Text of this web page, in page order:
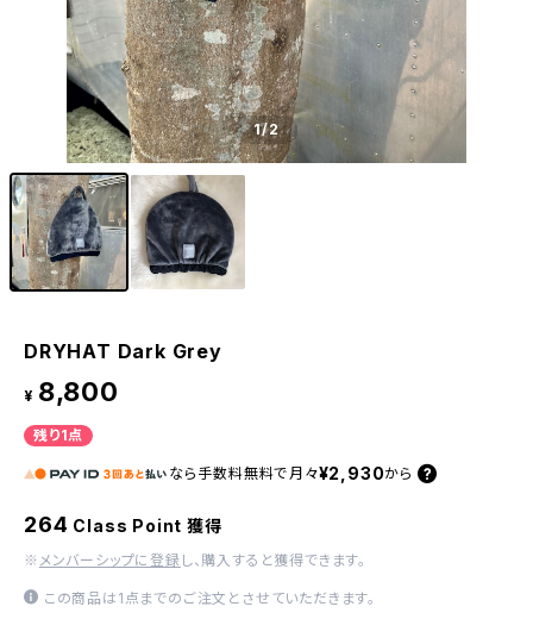
1/2
DRYHAT Dark Grey
¥ 8,800
残り1点
なら 手数料無料で 月々¥2,930から
264 Class Point 獲得
※ メンバーシップに登録 し、購入すると獲得できます。
この商品は1点までのご注文とさせていただきます。